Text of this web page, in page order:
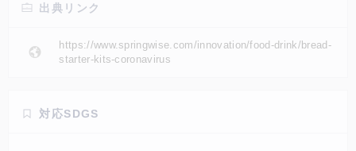
出典リンク
https://www.springwise.com/innovation/food-drink/bread-
starter-kits-coronavirus
対応SDGS